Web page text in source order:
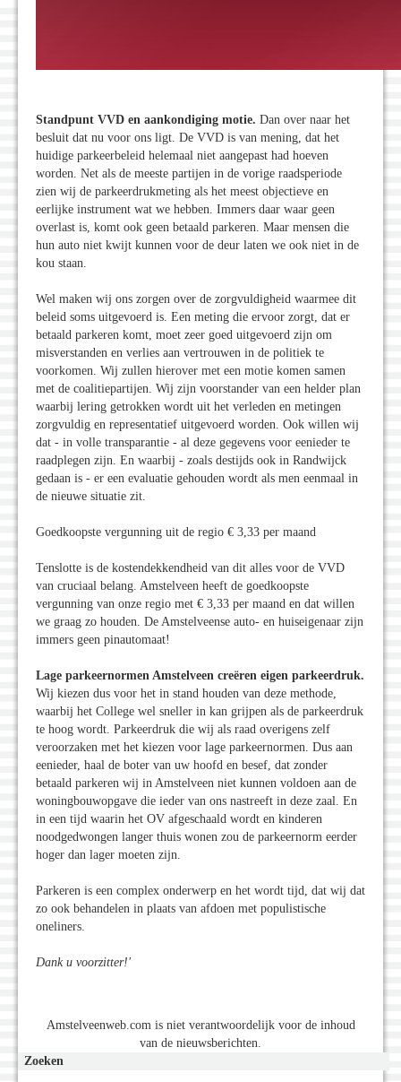
Standpunt VVD en aankondiging motie. Dan over naar het
besluit dat nu voor ons ligt. De VVD is van mening, dat het
huidige parkeerbeleid helemaal niet aangepast had hoeven
worden. Net als de meeste partijen in de vorige raadsperiode
zien wij de parkeerdrukmeting als het meest objectieve en
eerlijke instrument wat we hebben. Immers daar waar geen
overlast is, komt ook geen betaald parkeren. Maar mensen die
hun auto niet kwijt kunnen voor de deur laten we ook niet in de
kou staan.
Wel maken wij ons zorgen over de zorgvuldigheid waarmee dit
beleid soms uitgevoerd is. Een meting die ervoor zorgt, dat er
betaald parkeren komt, moet zeer goed uitgevoerd zijn om
misverstanden en verlies aan vertrouwen in de politiek te
voorkomen. Wij zullen hierover met een motie komen samen
met de coalitiepartijen. Wij zijn voorstander van een helder plan
waarbij lering getrokken wordt uit het verleden en metingen
zorgvuldig en representatief uitgevoerd worden. Ook willen wij
dat - in volle transparantie - al deze gegevens voor eenieder te
raadplegen zijn. En waarbij - zoals destijds ook in Randwijck
gedaan is - er een evaluatie gehouden wordt als men eenmaal in
de nieuwe situatie zit.
Goedkoopste vergunning uit de regio € 3,33 per maand
Tenslotte is de kostendekkendheid van dit alles voor de VVD
van cruciaal belang. Amstelveen heeft de goedkoopste
vergunning van onze regio met € 3,33 per maand en dat willen
we graag zo houden. De Amstelveense auto- en huiseigenaar zijn
immers geen pinautomaat!
Lage parkeernormen Amstelveen creëren eigen parkeerdruk.
Wij kiezen dus voor het in stand houden van deze methode,
waarbij het College wel sneller in kan grijpen als de parkeerdruk
te hoog wordt. Parkeerdruk die wij als raad overigens zelf
veroorzaken met het kiezen voor lage parkeernormen. Dus aan
eenieder, haal de boter van uw hoofd en besef, dat zonder
betaald parkeren wij in Amstelveen niet kunnen voldoen aan de
woningbouwopgave die ieder van ons nastreeft in deze zaal. En
in een tijd waarin het OV afgeschaald wordt en kinderen
noodgedwongen langer thuis wonen zou de parkeernorm eerder
hoger dan lager moeten zijn.
Parkeren is een complex onderwerp en het wordt tijd, dat wij dat
zo ook behandelen in plaats van afdoen met populistische
oneliners.
Dank u voorzitter!'
Amstelveenweb.com is niet verantwoordelijk voor de inhoud
van de nieuwsberichten.
Zoeken